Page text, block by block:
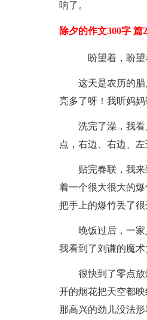
响了。
除夕的作文300字 篇2
盼望着，盼望
这天是农历的
亮多了呀！我听妈妈
洗完了澡，我
点，右边、右边、
贴完春联，我
着一个很大很大的
把手上的爆竹丢了很
晚饭过后，一
我看到了刘谦的魔
很快到了零点
开的烟花把天空都
那高兴的劲儿没法形